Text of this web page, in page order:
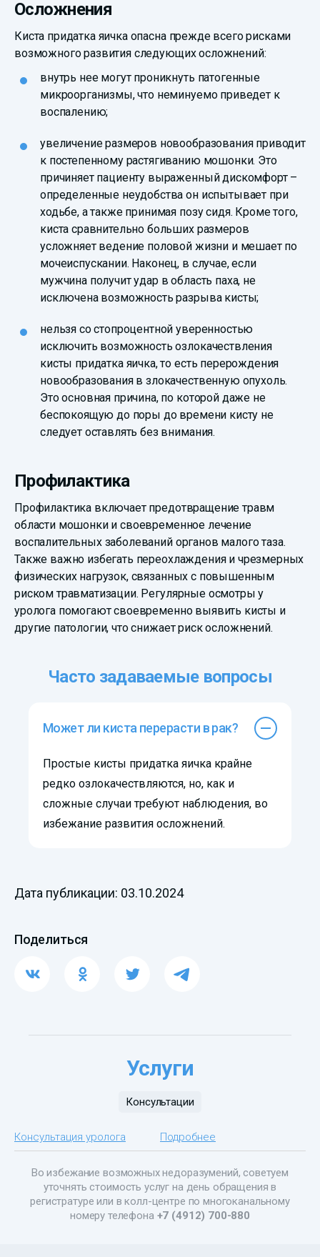
Осложнения
Киста придатка яичка опасна прежде всего рисками
возможного развития следующих осложнений:
внутрь нее могут проникнуть патогенные
микроорганизмы, что неминуемо приведет к
воспалению;
увеличение размеров новообразования приводит
к постепенному растягиванию мошонки. Это
причиняет пациенту выраженный дискомфорт –
определенные неудобства он испытывает при
ходьбе, а также принимая позу сидя. Кроме того,
киста сравнительно больших размеров
усложняет ведение половой жизни и мешает по
мочеиспускании. Наконец, в случае, если
мужчина получит удар в область паха, не
исключена возможность разрыва кисты;
нельзя со стопроцентной уверенностью
исключить возможность озлокачествления
кисты придатка яичка, то есть перерождения
новообразования в злокачественную опухоль.
Это основная причина, по которой даже не
беспокоящую до поры до времени кисту не
следует оставлять без внимания.
Профилактика
Профилактика включает предотвращение травм
области мошонки и своевременное лечение
воспалительных заболеваний органов малого таза.
Также важно избегать переохлаждения и чрезмерных
физических нагрузок, связанных с повышенным
риском травматизации. Регулярные осмотры у
уролога помогают своевременно выявить кисты и
другие патологии, что снижает риск осложнений.
Часто задаваемые вопросы
Может ли киста перерасти в рак?
Простые кисты придатка яичка крайне
редко озлокачествляются, но, как и
сложные случаи требуют наблюдения, во
избежание развития осложнений.
Дата публикации: 03.10.2024
Поделиться
Услуги
Консультации
Консультация уролога Подробнее
Во избежание возможных недоразумений, советуем
уточнять стоимость услуг на день обращения в
регистратуре или в колл-центре по многоканальному
номеру телефона +7 (4912) 700-880